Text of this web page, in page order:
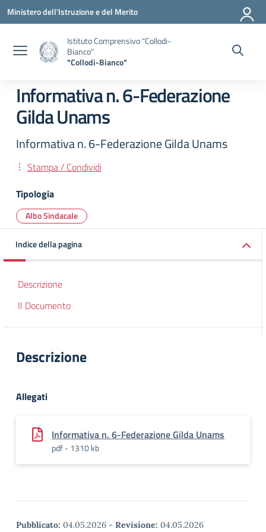
Vai ai contenuti
Vai al menu di navigazione
Vai al footer
Ministero dell'Istruzione e del Merito
Istituto Comprensivo "Collodi-
Bianco"
"Collodi-Bianco"
Informativa n. 6-Federazione
Gilda Unams
Informativa n. 6-Federazione Gilda Unams
Stampa / Condividi
Tipologia
Albo Sindacale
Indice della pagina
Descrizione
Il Documento
Descrizione
Allegati
Informativa n. 6-Federazione Gilda Unams
pdf - 1310 kb
Pubblicato: 04.05.2026 - Revisione: 04.05.2026